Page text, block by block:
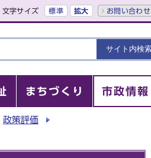
文字サイズ 標準 拡大 お問い合わせ
まちづくり 市政情報
政策評価